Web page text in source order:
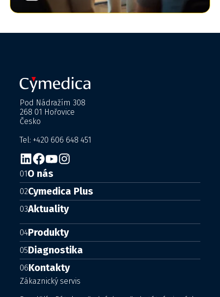
Pod Nádražím 308
268 01 Hořovice
Česko
Tel: +420 606 648 451
01O nás
02Cymedica Plus
03Aktuality
04Produkty
05Diagnostika
06Kontakty
Zákaznický servis